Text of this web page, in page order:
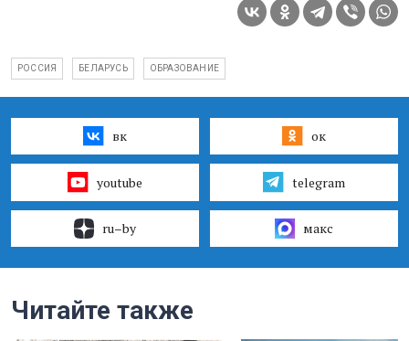
РОССИЯ БЕЛАРУСЬ ОБРАЗОВАНИЕ
вк ок
youtube telegram
ru–by макс
Читайте также